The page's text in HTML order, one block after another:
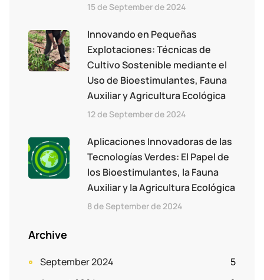
15 de September de 2024
Innovando en Pequeñas
Explotaciones: Técnicas de
Cultivo Sostenible mediante el
Uso de Bioestimulantes, Fauna
Auxiliar y Agricultura Ecológica
12 de September de 2024
Aplicaciones Innovadoras de las
Tecnologías Verdes: El Papel de
los Bioestimulantes, la Fauna
Auxiliar y la Agricultura Ecológica
8 de September de 2024
Archive
September 2024
5